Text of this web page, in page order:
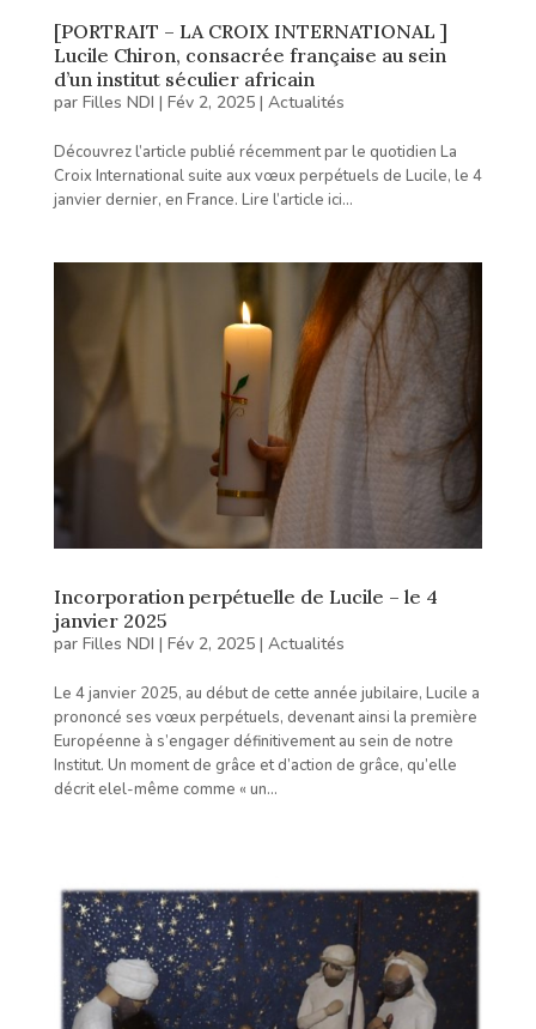
[PORTRAIT – LA CROIX INTERNATIONAL ]
Lucile Chiron, consacrée française au sein
d’un institut séculier africain
par Filles NDI | Fév 2, 2025| Actualités
Découvrez l’article publié récemment par le quotidien La
Croix International suite aux vœux perpétuels de Lucile, le 4
janvier dernier, en France. Lire l’article ici...
Incorporation perpétuelle de Lucile – le 4
janvier 2025
par Filles NDI | Fév 2, 2025| Actualités
Le 4 janvier 2025, au début de cette année jubilaire, Lucile a
prononcé ses vœux perpétuels, devenant ainsi la première
Européenne à s’engager définitivement au sein de notre
Institut. Un moment de grâce et d’action de grâce, qu’elle
décrit elel-même comme « un...